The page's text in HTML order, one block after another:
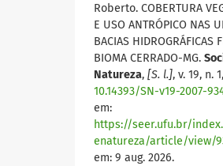
Roberto. COBERTURA
E USO ANTRÓPICO NAS
BACIAS HIDROGRÁFICAS
BIOMA CERRADO-MG.
Natureza, [S. l.], v. 19, n.
10.14393/SN-v19-2007-
em:
https://seer.ufu.br/
enatureza/article/view/
em: 9 aug. 2026.